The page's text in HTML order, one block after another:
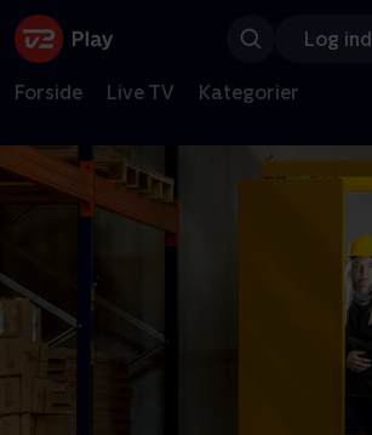
Log ind
Forside Live TV Kategorier